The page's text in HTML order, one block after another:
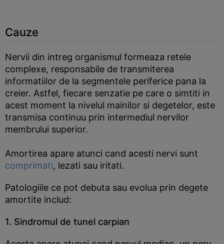
Cauze
Nervii din intreg organismul formeaza retele
complexe, responsabile de transmiterea
informatiilor de la segmentele periferice pana la
creier. Astfel, fiecare senzatie pe care o simtiti in
acest moment la nivelul mainilor si degetelor, este
transmisa continuu prin intermediul nervilor
membrului superior.
Amortirea apare atunci cand acesti nervi sunt
comprimati, lezati sau iritati.
Patologiile ce pot debuta sau evolua prin degete
amortite includ:
1. Sindromul de tunel carpian